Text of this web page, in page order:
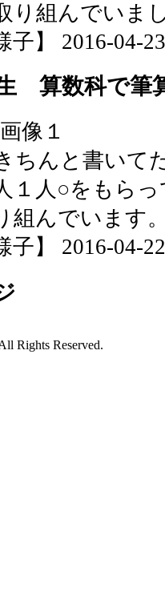
り組んでいま
子】 2016-04-
算数科で筆
ちんと書いて
１人○をもら
組んでいます
子】 2016-04-
Rights Reserved.